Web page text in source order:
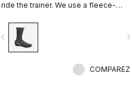
ride the trainer. We use a fleece-
WINDSTOPPER® outer layer with a
full Polartec® Power Stretch® inner
layer to make our warmest bootie
navigate_before
COMPAREZ